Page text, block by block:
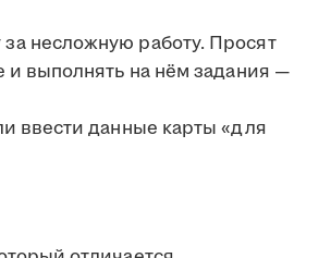
несложную работу. Просят
и выполнять на нём задания —
ввести данные карты «для